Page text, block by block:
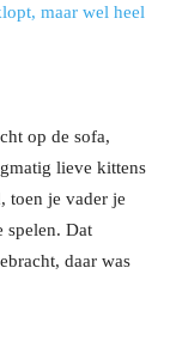
maar wel heel
op de sofa,
lieve kittens
toen je vader je
spelen. Dat
daar was